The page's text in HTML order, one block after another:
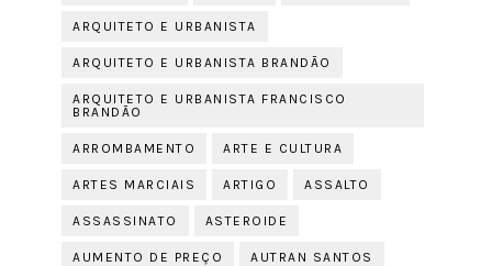
ARQUITETO E URBANISTA
ARQUITETO E URBANISTA BRANDÃO
ARQUITETO E URBANISTA FRANCISCO
BRANDÃO
ARROMBAMENTO ARTE E CULTURA
ARTES MARCIAIS ARTIGO ASSALTO
ASSASSINATO ASTEROIDE
AUMENTO DE PREÇO AUTRAN SANTOS